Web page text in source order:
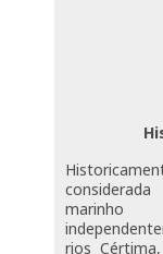
marinho
rios